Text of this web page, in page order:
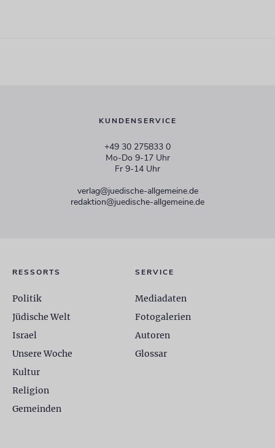
KUNDENSERVICE
+49 30 275833 0
Mo-Do 9-17 Uhr
Fr 9-14 Uhr
verlag@juedische-allgemeine.de
redaktion@juedische-allgemeine.de
RESSORTS
Politik
Jüdische Welt
Israel
Unsere Woche
Kultur
Religion
Gemeinden
SERVICE
Mediadaten
Fotogalerien
Autoren
Glossar